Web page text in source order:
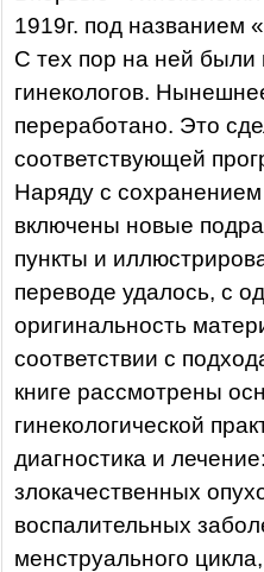
1919г. под названием
С тех пор на ней были
гинекологов.
переработано. Это
соответствующей
Наряду с
включены новые
пункты и
переводе удалось, с
оригинальность
соответствии с
книге рассмотрены
гинекологической
диагностика и
злокачественных
воспалительных
менструального